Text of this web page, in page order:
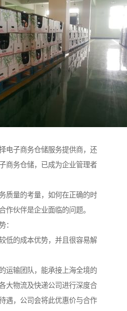
电子商务仓储服务提供商，还
商务仓储，已成为企业管理者
质量的考量，如何在正确的时
作伙伴是企业面临的问题。
：
低的成本优势，并且很容易解
运输团队，能承接上海全境的
大物流及快递公司进行深度合
遇，公司会将此优惠价与合作